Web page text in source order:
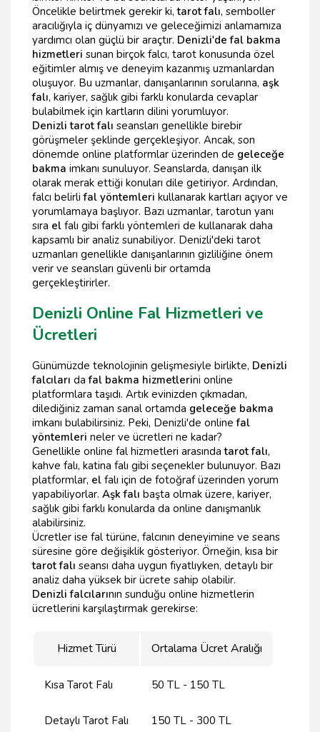
Öncelikle belirtmek gerekir ki,tarot falı, semboller
aracılığıyla iç dünyamızı ve geleceğimizi anlamamıza
yardımcı olan güçlü bir araçtır. Denizli'de fal bakma
hizmetleri sunan birçok falcı, tarot konusunda özel
eğitimler almış ve deneyim kazanmış uzmanlardan
oluşuyor. Bu uzmanlar, danışanlarının sorularına, aşk
falı, kariyer, sağlık gibi farklı konularda cevaplar
bulabilmek için kartların dilini yorumluyor.
Denizli tarot falı seansları genellikle birebir
görüşmeler şeklinde gerçekleşiyor. Ancak, son
dönemde online platformlar üzerinden de geleceğe
bakma imkanı sunuluyor. Seanslarda, danışan ilk
olarak merak ettiği konuları dile getiriyor. Ardından,
falcı belirlifal yöntemleri kullanarak kartları açıyor ve
yorumlamaya başlıyor. Bazı uzmanlar, tarotun yanı
sıra el falı gibi farklı yöntemleri de kullanarak daha
kapsamlı bir analiz sunabiliyor. Denizli'deki tarot
uzmanları genellikle danışanlarının gizliliğine önem
verir ve seansları güvenli bir ortamda
gerçekleştirirler.
Denizli Online Fal Hizmetleri ve
Ücretleri
Günümüzde teknolojinin gelişmesiyle birlikte, Denizli
falcıları dafal bakma hizmetlerini online
platformlara taşıdı. Artık evinizden çıkmadan,
dilediğiniz zaman sanal ortamda geleceğe bakma
imkanı bulabilirsiniz. Peki, Denizli'de onlinefal
yöntemleri neler ve ücretleri ne kadar?
Genellikle online fal hizmetleri arasındatarot falı,
kahve falı, katina falı gibi seçenekler bulunuyor. Bazı
platformlar, el falı için de fotoğraf üzerinden yorum
yapabiliyorlar. Aşk falı başta olmak üzere, kariyer,
sağlık gibi farklı konularda da online danışmanlık
alabilirsiniz.
Ücretler ise fal türüne, falcının deneyimine ve seans
süresine göre değişiklik gösteriyor. Örneğin, kısa bir
tarot falı seansı daha uygun fiyatlıyken, detaylı bir
analiz daha yüksek bir ücrete sahip olabilir.
Denizli falcılarının sunduğu online hizmetlerin
ücretlerini karşılaştırmak gerekirse:
Hizmet Türü Ortalama Ücret Aralığı
Kısa Tarot Falı 50 TL - 150 TL
Detaylı Tarot Falı 150 TL - 300 TL